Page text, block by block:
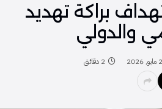
براكة تهديد
والدولي
2 دقائق